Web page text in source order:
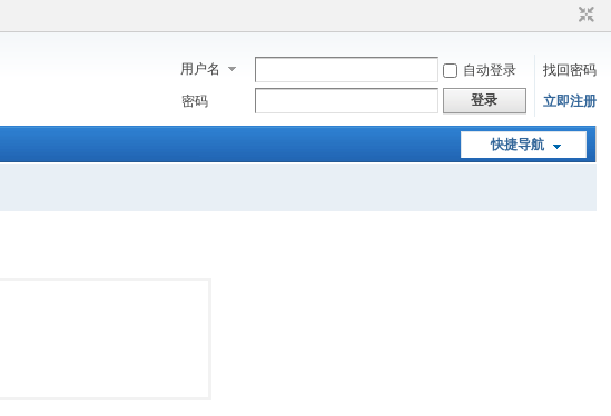
用户名 自动登录
找回密码
密码
登录 立即注册
快捷导航